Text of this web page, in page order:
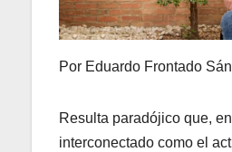
Por Eduardo Frontado
Resulta paradójico que,
interconectado como el